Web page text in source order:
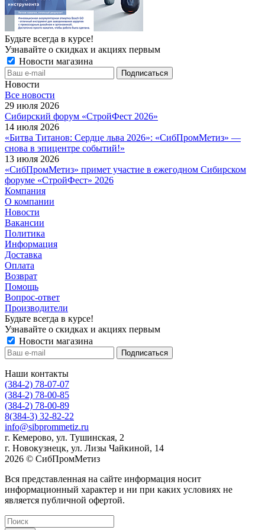
Будьте всегда в курсе!
Узнавайте о скидках и акциях первым
Новости магазина
Новости
Все новости
29 июля 2026
Сибирский форум «СтройФест 2026»
14 июля 2026
«Битва Титанов: Сердце льва 2026»: «СибПромМетиз» —
снова в эпицентре событий!»
13 июля 2026
«СибПромМетиз» примет участие в ежегодном Сибирском
форуме «СтройФест» 2026
Компания
О компании
Новости
Вакансии
Политика
Информация
Доставка
Оплата
Возврат
Помощь
Вопрос-ответ
Производители
Будьте всегда в курсе!
Узнавайте о скидках и акциях первым
Новости магазина
Наши контакты
(384-2) 78-07-07
(384-2) 78-00-85
(384-2) 78-00-89
8(384-3) 32-82-22
info@sibprommetiz.ru
г. Кемерово, ул. Тушинская, 2
г. Новокузнецк, ул. Лизы Чайкиной, 14
2026 © СибПромМетиз
Вся представленная на сайте информация носит
информационный характер и ни при каких условиях не
является публичной офертой.